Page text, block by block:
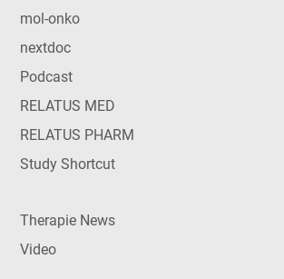
mol-onko
nextdoc
Podcast
RELATUS MED
RELATUS PHARM
Study Shortcut
Therapie News
Video